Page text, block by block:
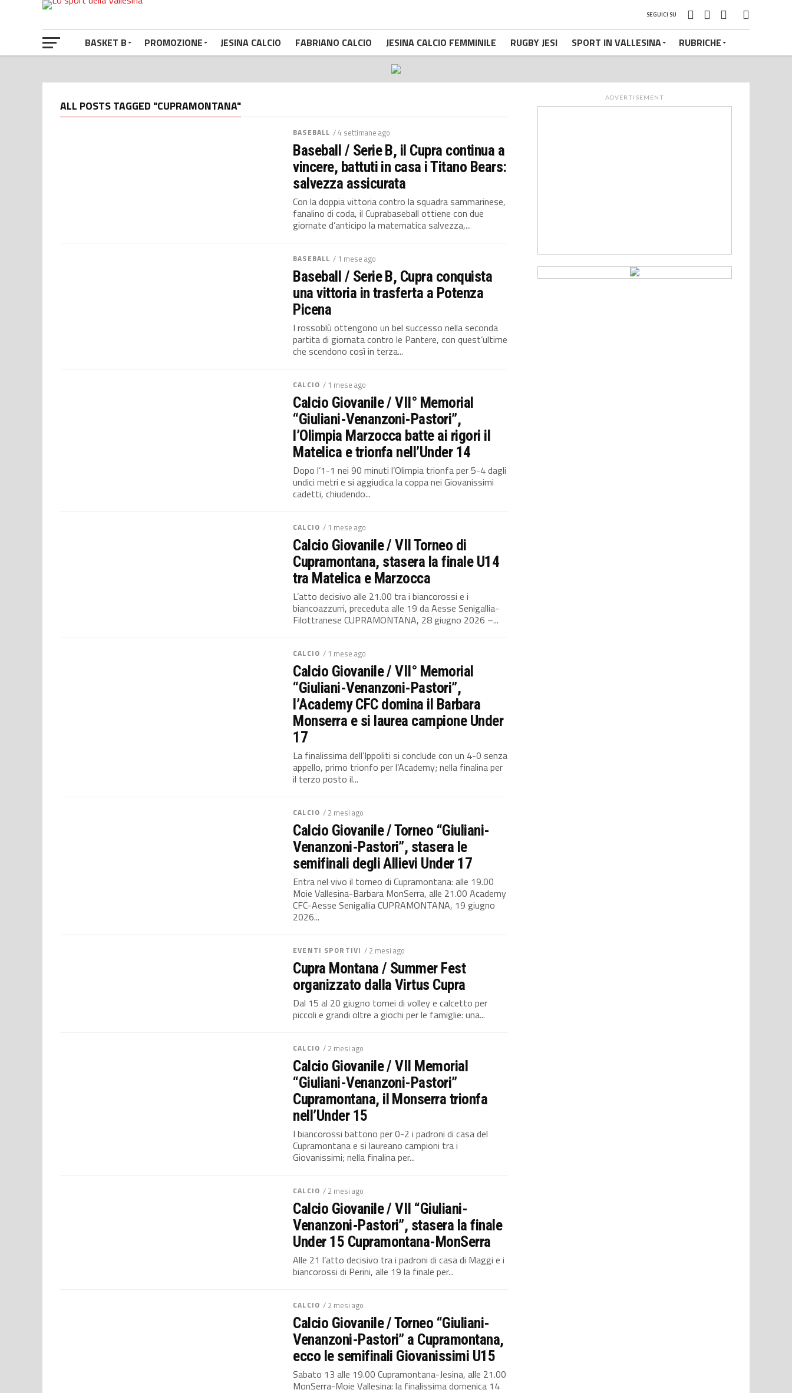
SEGUICI SU
BASKET B PROMOZIONE JESINA CALCIO FABRIANO CALCIO JESINA CALCIO FEMMINILE RUGBY JESI SPORT IN VALLESINA RUBRICHE
ALL POSTS TAGGED "CUPRAMONTANA"
BASEBALL / 4 settimane ago
Baseball / Serie B, il Cupra continua a
vincere, battuti in casa i Titano Bears:
salvezza assicurata
Con la doppia vittoria contro la squadra sammarinese,
fanalino di coda, il Cuprabaseball ottiene con due
giornate d’anticipo la matematica salvezza,...
BASEBALL / 1 mese ago
Baseball / Serie B, Cupra conquista
una vittoria in trasferta a Potenza
Picena
I rossoblù ottengono un bel successo nella seconda
partita di giornata contro le Pantere, con quest’ultime
che scendono così in terza...
CALCIO / 1 mese ago
Calcio Giovanile / VII° Memorial
“Giuliani-Venanzoni-Pastori”,
l’Olimpia Marzocca batte ai rigori il
Matelica e trionfa nell’Under 14
Dopo l’1-1 nei 90 minuti l’Olimpia trionfa per 5-4 dagli
undici metri e si aggiudica la coppa nei Giovanissimi
cadetti, chiudendo...
CALCIO / 1 mese ago
Calcio Giovanile / VII Torneo di
Cupramontana, stasera la finale U14
tra Matelica e Marzocca
L’atto decisivo alle 21.00 tra i biancorossi e i
biancoazzurri, preceduta alle 19 da Aesse Senigallia-
Filottranese CUPRAMONTANA, 28 giugno 2026 –...
CALCIO / 1 mese ago
Calcio Giovanile / VII° Memorial
“Giuliani-Venanzoni-Pastori”,
l’Academy CFC domina il Barbara
Monserra e si laurea campione Under
17
La finalissima dell’Ippoliti si conclude con un 4-0 senza
appello, primo trionfo per l’Academy; nella finalina per
il terzo posto il...
CALCIO / 2 mesi ago
Calcio Giovanile / Torneo “Giuliani-
Venanzoni-Pastori”, stasera le
semifinali degli Allievi Under 17
Entra nel vivo il torneo di Cupramontana: alle 19.00
Moie Vallesina-Barbara MonSerra, alle 21.00 Academy
CFC-Aesse Senigallia CUPRAMONTANA, 19 giugno
2026...
EVENTI SPORTIVI / 2 mesi ago
Cupra Montana / Summer Fest
organizzato dalla Virtus Cupra
Dal 15 al 20 giugno tornei di volley e calcetto per
piccoli e grandi oltre a giochi per le famiglie: una...
CALCIO / 2 mesi ago
Calcio Giovanile / VII Memorial
“Giuliani-Venanzoni-Pastori”
Cupramontana, il Monserra trionfa
nell’Under 15
I biancorossi battono per 0-2 i padroni di casa del
Cupramontana e si laureano campioni tra i
Giovanissimi; nella finalina per...
CALCIO / 2 mesi ago
Calcio Giovanile / VII “Giuliani-
Venanzoni-Pastori”, stasera la finale
Under 15 Cupramontana-MonSerra
Alle 21 l’atto decisivo tra i padroni di casa di Maggi e i
biancorossi di Perini, alle 19 la finale per...
CALCIO / 2 mesi ago
Calcio Giovanile / Torneo “Giuliani-
Venanzoni-Pastori” a Cupramontana,
ecco le semifinali Giovanissimi U15
Sabato 13 alle 19.00 Cupramontana-Jesina, alle 21.00
MonSerra-Moie Vallesina: la finalissima domenica 14
ADVERTISEMENT